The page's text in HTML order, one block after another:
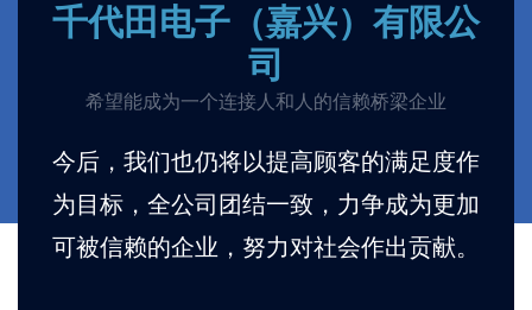
千代田电子（嘉兴）有限公
司
希望能成为一个连接人和人的信赖桥梁企业
今后，我们也仍将以提高顾客的满足度作
为目标，全公司团结一致，力争成为更加
可被信赖的企业，努力对社会作出贡献。